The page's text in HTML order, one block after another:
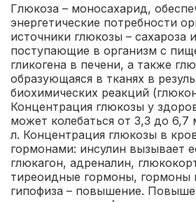
Глюкоза – моносахарид,
энергетические потребности
источники глюкозы – сахароза
поступающие в организм с
гликогена в печени, а также
образующаяся в тканях в
биохимических реакций
Концентрация глюкозы у
может колебаться от 3,3 до 6,7
л. Концентрация глюкозы в
гормонами: инсулин вызывает
глюкагон, адреналин,
тиреоидные гормоны, гормоны
гипофиза – повышение.